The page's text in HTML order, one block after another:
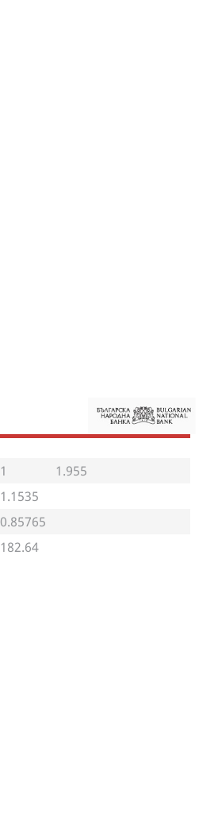
1
1.955
1.1535
0.85765
182.64